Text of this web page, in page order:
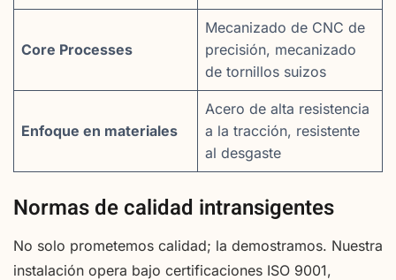
Core Processes
Mecanizado de CNC de
precisión, mecanizado
de tornillos suizos
Enfoque en materiales
Acero de alta resistencia
a la tracción, resistente
al desgaste
Normas de calidad intransigentes
No solo prometemos calidad; la demostramos. Nuestra
instalación opera bajo certificaciones ISO 9001,